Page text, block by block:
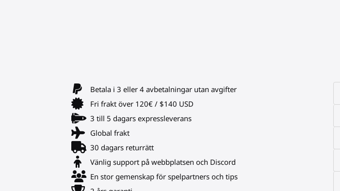
Betala i 3 eller 4 avbetalningar utan avgifter
Fri frakt över 120€ / $140 USD
3 till 5 dagars expressleverans
Global frakt
30 dagars returrätt
Vänlig support på webbplatsen och Discord
En stor gemenskap för spelpartners och tips